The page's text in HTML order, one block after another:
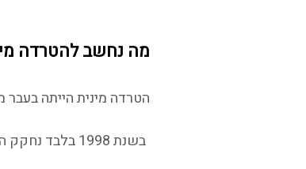
מה נחשב להטרדה
הטרדה מינית הייתה
בשנת 1998 בלבד נחקק החוק למניעת הטרדה מינית.